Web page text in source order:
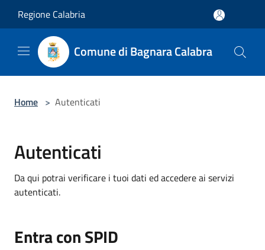
Regione Calabria
Comune di Bagnara Calabra
Home > Autenticati
Autenticati
Da qui potrai verificare i tuoi dati ed accedere ai servizi
autenticati.
Entra con SPID